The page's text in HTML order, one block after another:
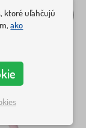
ktoré uľahčujú
ako